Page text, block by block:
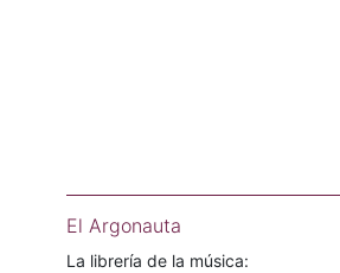
El Argonauta
La librería de la música: